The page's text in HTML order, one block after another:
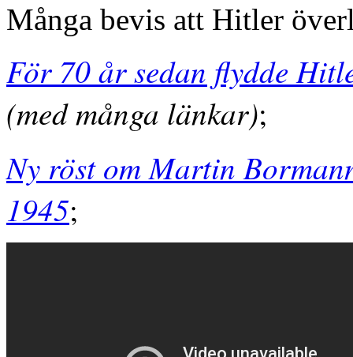
Många bevis att Hitler
För 70 år sedan flydde
(med många länkar);
Ny röst om Martin
1945;